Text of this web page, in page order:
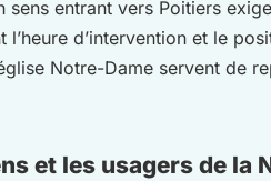
entrant vers Poitiers
l’heure d’intervention et le
Notre-Dame servent de
et les usagers de la